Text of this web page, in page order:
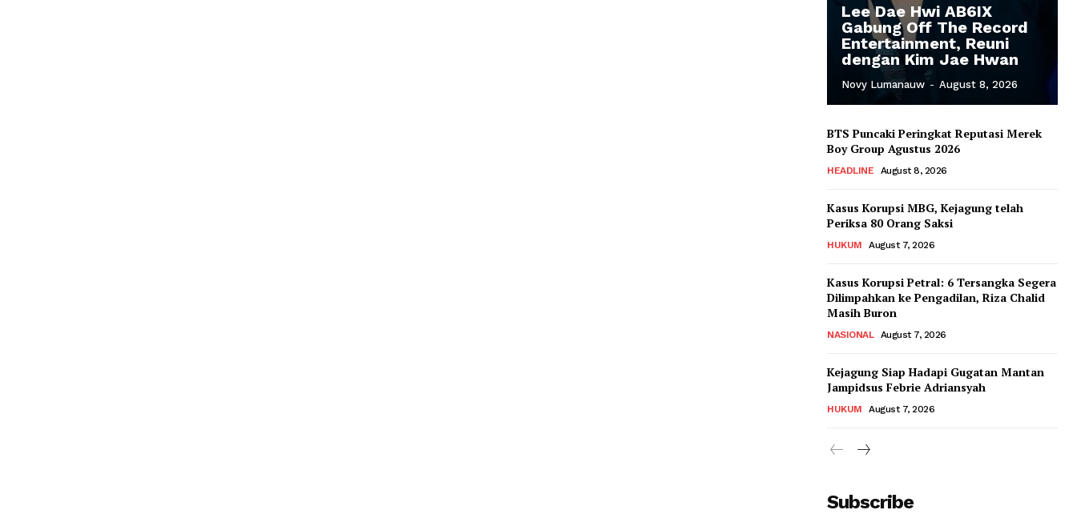
Lee Dae Hwi AB6IX
Gabung Off The Record
Entertainment, Reuni
dengan Kim Jae Hwan
Novy Lumanauw - August 8, 2026
BTS Puncaki Peringkat Reputasi Merek
Boy Group Agustus 2026
HEADLINE August 8, 2026
Kasus Korupsi MBG, Kejagung telah
Periksa 80 Orang Saksi
HUKUM August 7, 2026
Kasus Korupsi Petral: 6 Tersangka Segera
Dilimpahkan ke Pengadilan, Riza Chalid
Masih Buron
NASIONAL August 7, 2026
Kejagung Siap Hadapi Gugatan Mantan
Jampidsus Febrie Adriansyah
HUKUM August 7, 2026
Subscribe